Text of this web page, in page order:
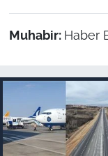
Muhabir: Haber